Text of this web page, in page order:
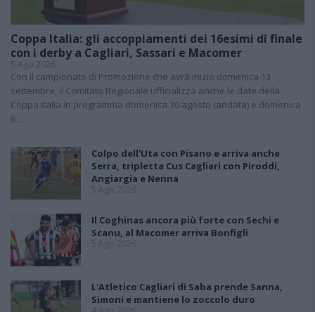
Coppa Italia: gli accoppiamenti dei 16esimi di finale
con i derby a Cagliari, Sassari e Macomer
5 Ago 2026
Con il campionato di Promozione che avrà inizio domenica 13
settembre, il Comitato Regionale ufficializza anche le date della
Coppa Italia in programma domenica 30 agosto (andata) e domenica
6…
Colpo dell'Uta con Pisano e arriva anche
Serra, tripletta Cus Cagliari con Piroddi,
Angiargia e Nenna
5 Ago 2026
Il Coghinas ancora più forte con Sechi e
Scanu, al Macomer arriva Bonfigli
5 Ago 2026
L'Atletico Cagliari di Saba prende Sanna,
Simoni e mantiene lo zoccolo duro